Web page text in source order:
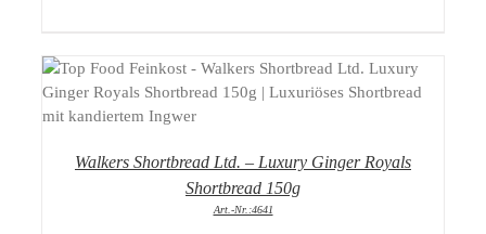
DETAILS
Walkers Shortbread Ltd. – Luxury Ginger Royals
Shortbread 150g
Art.-Nr.:4641